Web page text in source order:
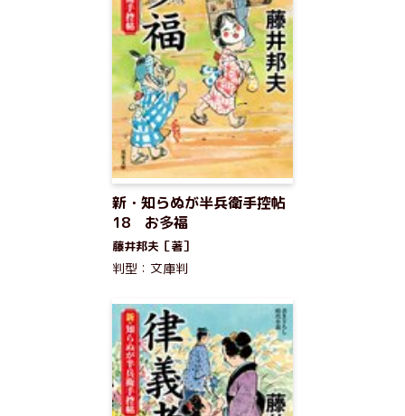
新・知らぬが半兵衛手控帖
18 お多福
藤井邦夫［著］
判型：文庫判